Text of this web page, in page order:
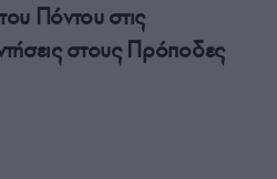
Πόντου στις
στους Πρόποδες